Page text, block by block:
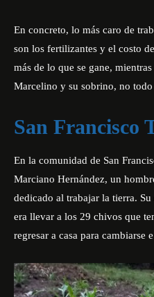
En concreto, lo más caro de
son los fertilizantes y el costo
más de lo que se gane,
Marcelino y su sobrino, no todo
San Francisco
En la comunidad de San
Marciano Hernández, un
dedicado al trabajar la tierra.
era llevar a los 29 chivos que
regresar a casa para cambiarse